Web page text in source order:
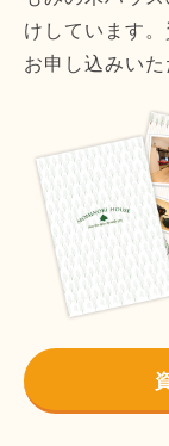
けしています
お申し込みいた